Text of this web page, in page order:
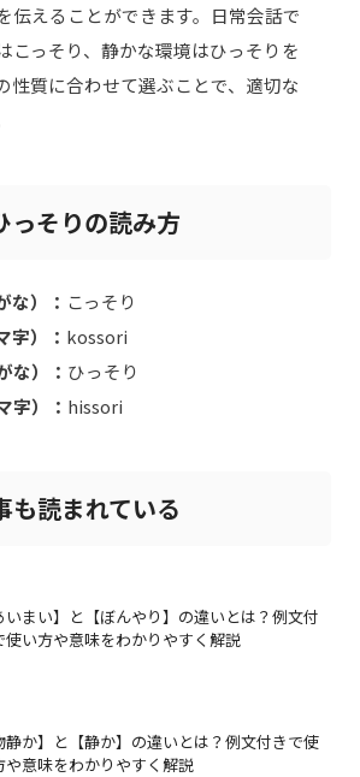
伝えることができます。日常会話で
こっそり、静かな環境はひっそりを
性質に合わせて選ぶことで、適切な
っそりの読み方
な）： こっそり
字）： kossori
な）： ひっそり
字）： hissori
も読まれている
いまい】と【ぼんやり】の違いとは？例文付
使い方や意味をわかりやすく解説
静か】と【静か】の違いとは？例文付きで使
や意味をわかりやすく解説